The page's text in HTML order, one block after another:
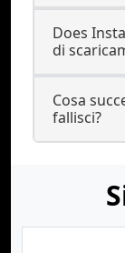
Does
di
Cosa
fallisci?